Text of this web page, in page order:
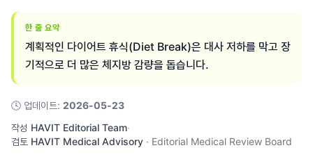
한 줄 요약
계획적인 다이어트 휴식(Diet Break)은 대사 저하를 막고 장
기적으로 더 많은 체지방 감량을 돕습니다.
🕓 업데이트: 2026-05-23
작성 HAVIT Editorial Team·
검토 HAVIT Medical Advisory · Editorial Medical Review Board